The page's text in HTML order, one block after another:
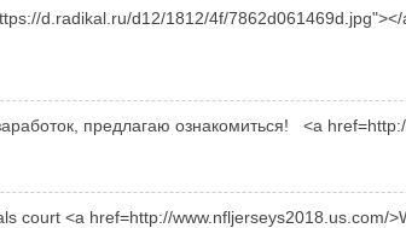
d.radikal.ru/d12/1812/4f/
предлагаю ознакомиться! <a
court <a href=http://www.nfljerseys2018.us.com/